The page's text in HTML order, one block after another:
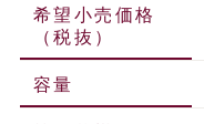
希望小売価格
（税抜）
容量